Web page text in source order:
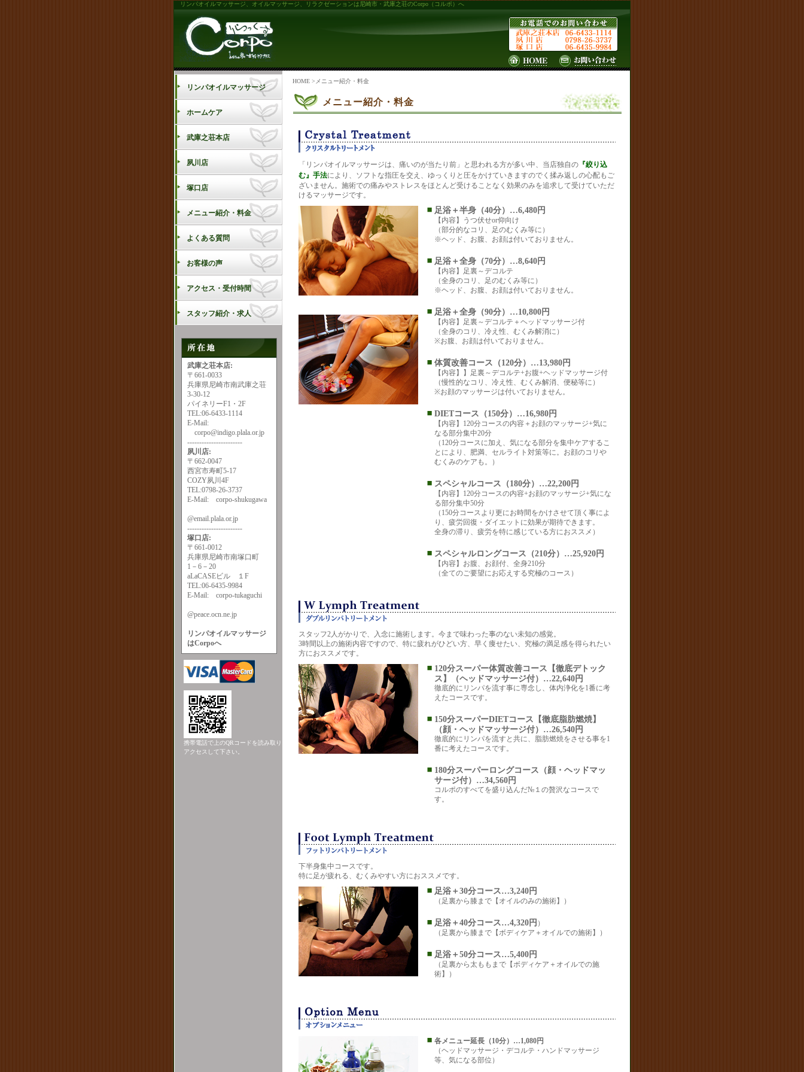
リンパオイルマッサージ、オイルマッサージ、リラクゼーションは尼崎市・武庫之荘のCorpo（コルポ）へ
リンパオイルマッサージ
ホームケア
武庫之荘本店
夙川店
塚口店
メニュー紹介・料金
よくある質問
お客様の声
アクセス・受付時間
スタッフ紹介・求人
武庫之荘本店:
〒661-0033
兵庫県尼崎市南武庫之荘
3-30-12
パイネリーF1・2F
TEL:06-6433-1114
E-Mail:
corpo@indigo.plala.or.jp
-----------------------
夙川店:
〒662-0047
西宮市寿町5-17
COZY夙川4F
TEL:0798-26-3737
E-Mail: corpo-shukugawa
@email.plala.or.jp
-----------------------
塚口店:
〒661-0012
兵庫県尼崎市南塚口町
1－6－20
aLaCASEビル １F
TEL:06-6435-9984
E-Mail: corpo-tukaguchi
@peace.ocn.ne.jp
リンパオイルマッサージ
はCorpoへ
携帯電話で上のQRコードを読み取り
アクセスして下さい。
HOME>メニュー紹介・料金
メニュー紹介・料金
「リンパオイルマッサージは、痛いのが当たり前」と思われる方が多い中、当店独自の『絞り込
む』手法により、ソフトな指圧を交え、ゆっくりと圧をかけていきますのでく揉み返しの心配もご
ざいません。施術での痛みやストレスをほとんど受けることなく効果のみを追求して受けていただ
けるマッサージです。
足浴＋半身（40分）…6,480円
【内容】うつ伏せor仰向け
（部分的なコリ、足のむくみ等に）
※ヘッド、お腹、お顔は付いておりません。
足浴＋全身（70分）…8,640円
【内容】足裏～デコルテ
（全身のコリ、足のむくみ等に）
※ヘッド、お腹、お顔は付いておりません。
足浴＋全身（90分）…10,800円
【内容】足裏～デコルテ＋ヘッドマッサージ付
（全身のコリ、冷え性、むくみ解消に）
※お腹、お顔は付いておりません。
体質改善コース（120分）…13,980円
【内容】】足裏～デコルテ+お腹+ヘッドマッサージ付
（慢性的なコリ、冷え性、むくみ解消、便秘等に）
※お顔のマッサージは付いておりません。
DIETコース（150分）…16,980円
【内容】120分コースの内容＋お顔のマッサージ+気に
なる部分集中20分
（120分コースに加え、気になる部分を集中ケアするこ
とにより、肥満、セルライト対策等に。お顔のコリや
むくみのケアも。）
スペシャルコース（180分）…22,200円
【内容】120分コースの内容+お顔のマッサージ+気にな
る部分集中50分
（150分コースより更にお時間をかけさせて頂く事によ
り、疲労回復・ダイエットに効果が期待できます。
全身の滞り、疲労を特に感じている方におススメ）
スペシャルロングコース（210分）…25,920円
【内容】お腹、お顔付、全身210分
（全てのご要望にお応えする究極のコース）
スタッフ2人がかりで、入念に施術します。今まで味わった事のない未知の感覚。
3時間以上の施術内容ですので、特に疲れがひどい方、早く痩せたい、究極の満足感を得られたい
方におススメです。
120分スーパー体質改善コース【徹底デトック
ス】（ヘッドマッサージ付）…22,640円
徹底的にリンパを流す事に専念し、体内浄化を1番に考
えたコースです。
150分スーパーDIETコース【徹底脂肪燃焼】
（顔・ヘッドマッサージ付）…26,540円
徹底的にリンパを流すと共に、脂肪燃焼をさせる事を1
番に考えたコースです。
180分スーパーロングコース（顔・ヘッドマッ
サージ付）…34,560円
コルポのすべてを盛り込んだ№１の贅沢なコースで
す。
下半身集中コースです。
特に足が疲れる、むくみやすい方におススメです。
足浴＋30分コース…3,240円
（足裏から膝まで【オイルのみの施術】）
足浴＋40分コース…4,320円 ）
（足裏から膝まで【ボディケア＋オイルでの施術】）
足浴＋50分コース…5,400円
（足裏から太ももまで【ボディケア＋オイルでの施
術】）
各メニュー延長（10分）…1,080円
（ヘッドマッサージ・デコルテ・ハンドマッサージ
等、気になる部位）